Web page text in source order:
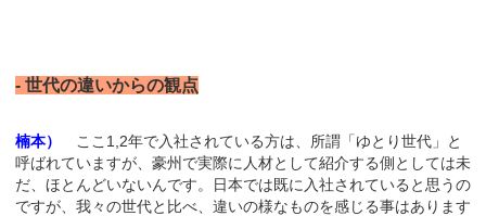
- 世代の違いからの観点
楠本）
ここ1,2年で入社されている方は、所謂「ゆとり世代」と
呼ばれていますが、豪州で実際に人材として紹介する側としては未
だ、ほとんどいないんです。日本では既に入社されていると思うの
ですが、我々の世代と比べ、違いの様なものを感じる事はあります